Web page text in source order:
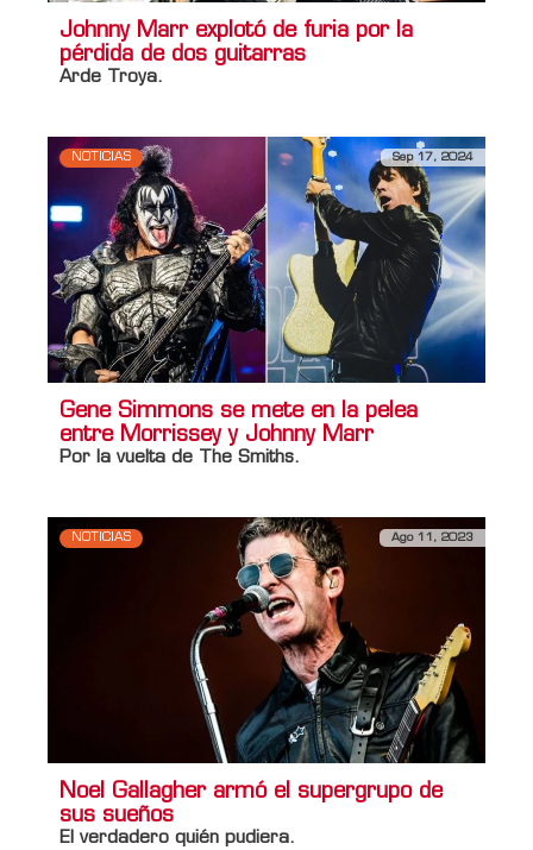
Johnny Marr explotó de furia por la
pérdida de dos guitarras
Arde Troya.
NOTICIAS Sep 17, 2024
Gene Simmons se mete en la pelea
entre Morrissey y Johnny Marr
Por la vuelta de The Smiths.
NOTICIAS Ago 11, 2023
Noel Gallagher armó el supergrupo de
sus sueños
El verdadero quién pudiera.